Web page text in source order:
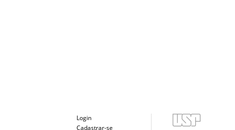
Login
Cadastrar-se